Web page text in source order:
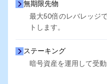
無期限先物
最大50倍のレバレッジ
トします。
ステーキング
暗号資産を運用して受